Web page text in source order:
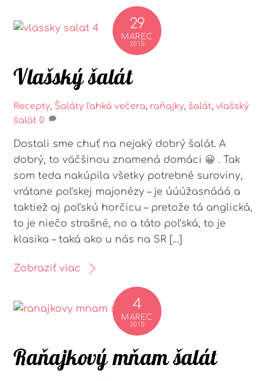
29
MAREC
2015
Vlašský šalát
Recepty, Šaláty ľahká večera, raňajky, šalát,vlašský
šalát 0
Dostali sme chuť na nejaký dobrý šalát. A
dobrý, to väčšinou znamená domáci 😀 . Tak
som teda nakúpila všetky potrebné suroviny,
vrátane poľskej majonézy – je úúúžasnááá a
taktiež aj poľskú horčicu – pretože tá anglická,
to je niečo strašné, no a táto poľská, to je
klasika – taká ako u nás na SR […]
Zobraziť viac
4
MAREC
2015
Raňajkový mňam šalát